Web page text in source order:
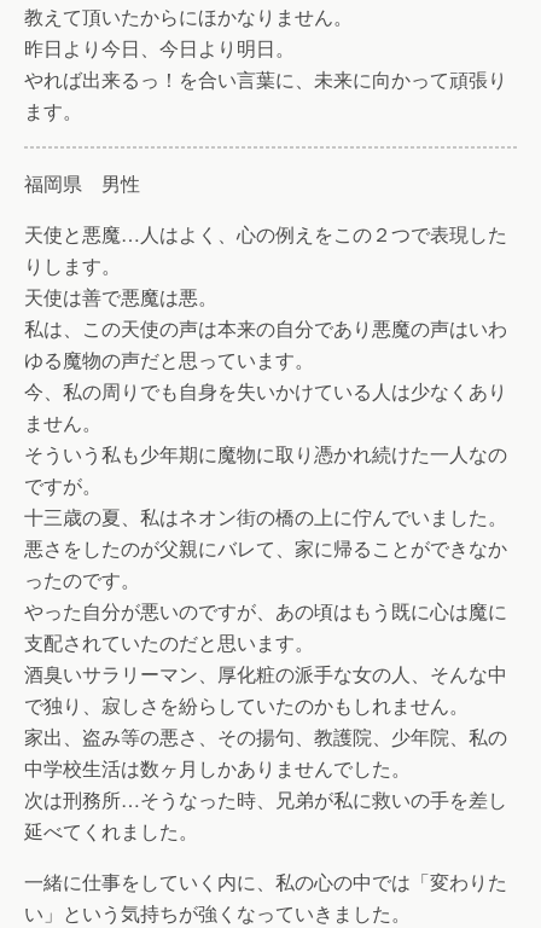
教えて頂いたからにほかなりません。
昨日より今日、今日より明日。
やれば出来るっ！を合い言葉に、未来に向かって頑張り
ます。
福岡県 男性
天使と悪魔…人はよく、心の例えをこの２つで表現した
りします。
天使は善で悪魔は悪。
私は、この天使の声は本来の自分であり悪魔の声はいわ
ゆる魔物の声だと思っています。
今、私の周りでも自身を失いかけている人は少なくあり
ません。
そういう私も少年期に魔物に取り憑かれ続けた一人なの
ですが。
十三歳の夏、私はネオン街の橋の上に佇んでいました。
悪さをしたのが父親にバレて、家に帰ることができなか
ったのです。
やった自分が悪いのですが、あの頃はもう既に心は魔に
支配されていたのだと思います。
酒臭いサラリーマン、厚化粧の派手な女の人、そんな中
で独り、寂しさを紛らしていたのかもしれません。
家出、盗み等の悪さ、その揚句、教護院、少年院、私の
中学校生活は数ヶ月しかありませんでした。
次は刑務所…そうなった時、兄弟が私に救いの手を差し
延べてくれました。
一緒に仕事をしていく内に、私の心の中では「変わりた
い」という気持ちが強くなっていきました。